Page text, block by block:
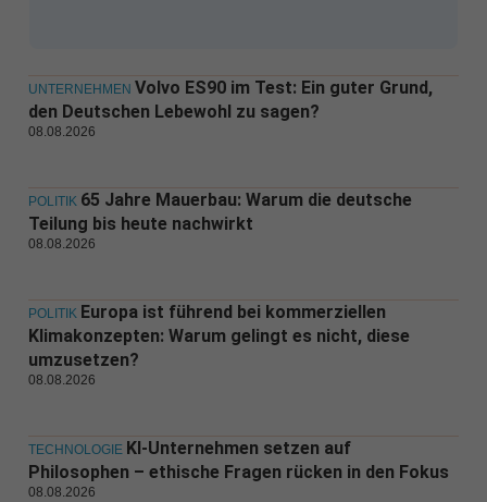
UNTERNEHMEN Volvo ES90 im Test: Ein guter Grund,
den Deutschen Lebewohl zu sagen?
08.08.2026
POLITIK 65 Jahre Mauerbau: Warum die deutsche
Teilung bis heute nachwirkt
08.08.2026
POLITIK Europa ist führend bei kommerziellen
Klimakonzepten: Warum gelingt es nicht, diese
umzusetzen?
08.08.2026
TECHNOLOGIE KI-Unternehmen setzen auf
Philosophen – ethische Fragen rücken in den Fokus
08.08.2026